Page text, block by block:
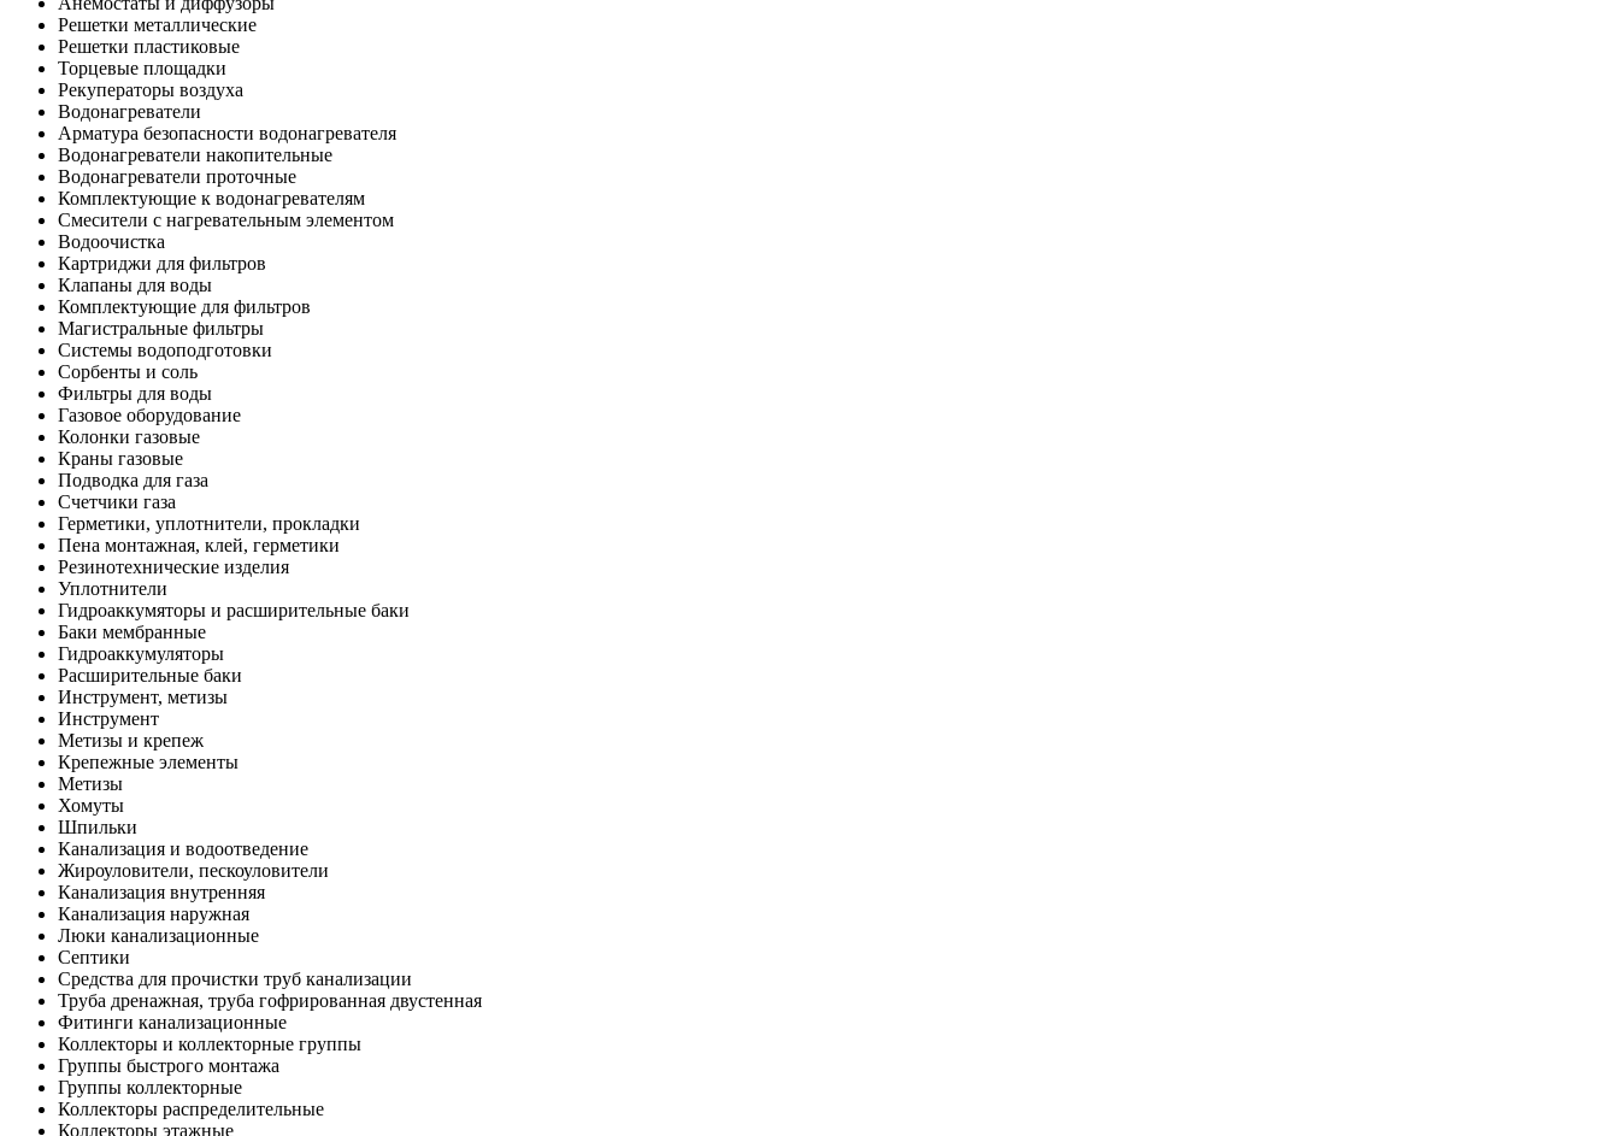
Решетки металлические
Решетки пластиковые
Торцевые площадки
Рекуператоры воздуха
Водонагреватели
Арматура безопасности водонагревателя
Водонагреватели накопительные
Водонагреватели проточные
Комплектующие к водонагревателям
Смесители с нагревательным элементом
Водоочистка
Картриджи для фильтров
Клапаны для воды
Комплектующие для фильтров
Магистральные фильтры
Системы водоподготовки
Сорбенты и соль
Фильтры для воды
Газовое оборудование
Колонки газовые
Краны газовые
Подводка для газа
Счетчики газа
Герметики, уплотнители, прокладки
Пена монтажная, клей, герметики
Резинотехнические изделия
Уплотнители
Гидроаккумяторы и расширительные баки
Баки мембранные
Гидроаккумуляторы
Расширительные баки
Инструмент, метизы
Инструмент
Метизы и крепеж
Крепежные элементы
Метизы
Хомуты
Шпильки
Канализация и водоотведение
Жироуловители, пескоуловители
Канализация внутренняя
Канализация наружная
Люки канализационные
Септики
Средства для прочистки труб канализации
Труба дренажная, труба гофрированная двустенная
Фитинги канализационные
Коллекторы и коллекторные группы
Группы быстрого монтажа
Группы коллекторные
Коллекторы распределительные
Коллекторы этажные